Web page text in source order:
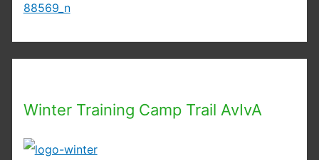
Winter Training Camp Trail AvIvA